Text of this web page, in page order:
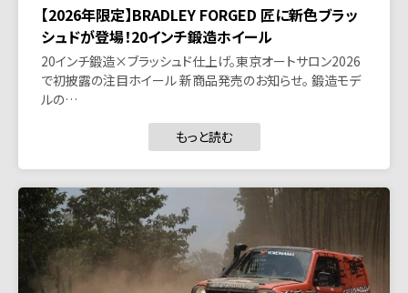
【2026年限定】BRADLEY FORGED 匠に新色ブラッ
シュドが登場！20インチ鍛造ホイール
20インチ鍛造×ブラッシュド仕上げ。東京オートサロン2026
で初披露の注目ホイール 新商品発売のお知らせ。 鍛造モデ
ルの…
もっと読む